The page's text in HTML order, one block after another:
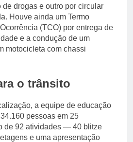
drogas e outro por circular
Houve ainda um Termo
(TCO) por entrega de
e a condução de um
motocicleta com chassi
o trânsito
a equipe de educação
pessoas em 25
de 92 atividades — 40 blitze
e uma apresentação